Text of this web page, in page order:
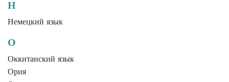
Н
Немецкий язык
О
Оккитанский язык
Ория